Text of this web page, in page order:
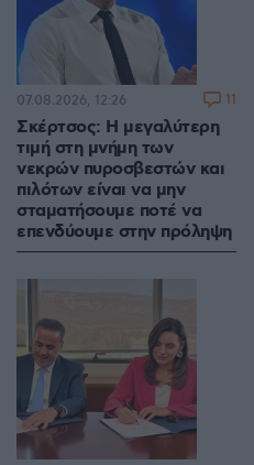
Σκέρτσος: Η μεγαλύτερη
τιμή στη μνήμη των
νεκρών πυροσβεστών και
πιλότων είναι να μην
σταματήσουμε ποτέ να
επενδύουμε στην πρόληψη
07.08.2026, 12:26 11